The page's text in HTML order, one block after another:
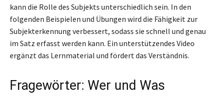
kann die Rolle des Subjekts unterschiedlich sein. In den
folgenden Beispielen und Übungen wird die Fähigkeit zur
Subjekterkennung verbessert, sodass sie schnell und genau
im Satz erfasst werden kann. Ein unterstützendes Video
ergänzt das Lernmaterial und fördert das Verständnis.
Fragewörter: Wer und Was